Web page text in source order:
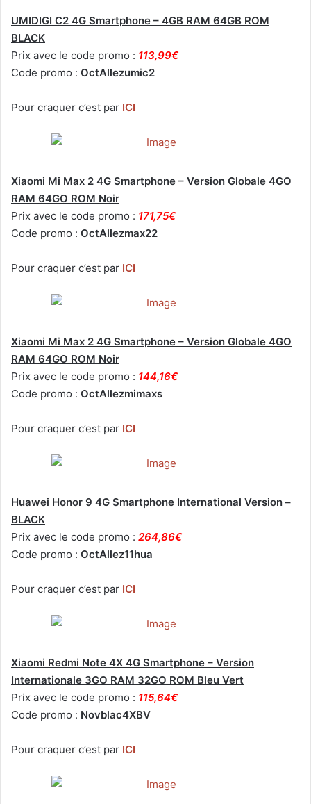
UMIDIGI C2 4G Smartphone – 4GB RAM 64GB ROM
BLACK
Prix avec le code promo : 113,99€
Code promo : OctAllezumic2
Pour craquer c’est par ICI
Xiaomi Mi Max 2 4G Smartphone – Version Globale 4GO
RAM 64GO ROM Noir
Prix avec le code promo : 171,75€
Code promo : OctAllezmax22
Pour craquer c’est par ICI
Xiaomi Mi Max 2 4G Smartphone – Version Globale 4GO
RAM 64GO ROM Noir
Prix avec le code promo : 144,16€
Code promo : OctAllezmimaxs
Pour craquer c’est par ICI
Huawei Honor 9 4G Smartphone International Version –
BLACK
Prix avec le code promo : 264,86€
Code promo : OctAllez11hua
Pour craquer c’est par ICI
Xiaomi Redmi Note 4X 4G Smartphone – Version
Internationale 3GO RAM 32GO ROM Bleu Vert
Prix avec le code promo : 115,64€
Code promo : Novblac4XBV
Pour craquer c’est par ICI